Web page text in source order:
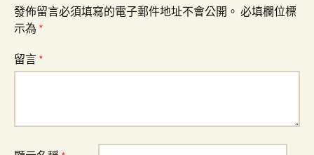
發佈留言必須填寫的電子郵件地址不會公開。 必填欄位標
示為 *
留言 *